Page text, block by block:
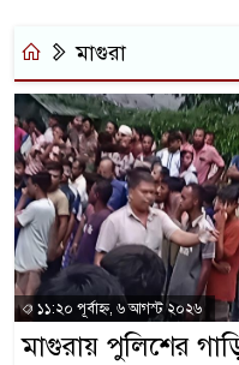
মাগুরা
১১:২০ পূর্বাহ্ন, ৬ আগস্ট ২০২৬
মাগুরায় পুলিশের